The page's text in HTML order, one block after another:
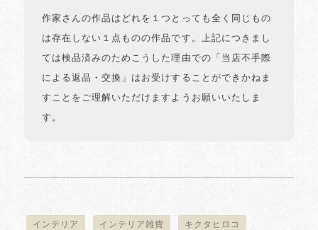
作家さんの作品はどれを１つとっても全く同じもの
は存在しない１点ものの作品です。上記につきまし
ては検品済みのためこうした理由での「当店不手際
による返品・交換」はお受けすることができかねま
すことをご理解いただけますようお願いいたしま
す。
インテリア インテリア雑貨 キクタヒロコ